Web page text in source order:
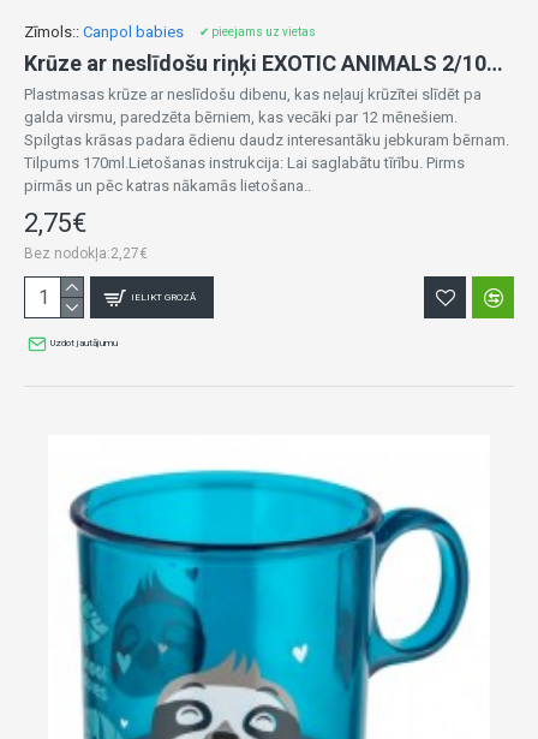
Zīmols:: Canpol babies ✔ pieejams uz vietas
Krūze ar neslīdošu riņķi EXOTIC ANIMALS 2/100 transparent
Plastmasas krūze ar neslīdošu dibenu, kas neļauj krūzītei slīdēt pa
galda virsmu, paredzēta bērniem, kas vecāki par 12 mēnešiem.
Spilgtas krāsas padara ēdienu daudz interesantāku jebkuram bērnam.
Tilpums 170ml.Lietošanas instrukcija: Lai saglabātu tīrību. Pirms
pirmās un pēc katras nākamās lietošana..
2,75€
Bez nodokļa:2,27€
IELIKT GROZĀ
Uzdot jautājumu